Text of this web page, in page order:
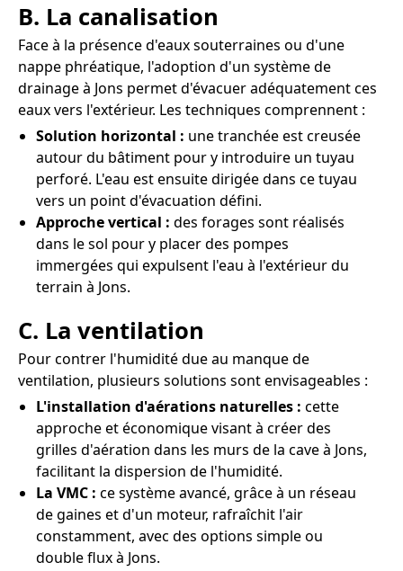
B. La canalisation
Face à la présence d'eaux souterraines ou d'une
nappe phréatique, l'adoption d'un système de
drainage à Jons permet d'évacuer adéquatement ces
eaux vers l'extérieur. Les techniques comprennent :
Solution horizontal : une tranchée est creusée
autour du bâtiment pour y introduire un tuyau
perforé. L'eau est ensuite dirigée dans ce tuyau
vers un point d'évacuation défini.
Approche vertical : des forages sont réalisés
dans le sol pour y placer des pompes
immergées qui expulsent l'eau à l'extérieur du
terrain à Jons.
C. La ventilation
Pour contrer l'humidité due au manque de
ventilation, plusieurs solutions sont envisageables :
L'installation d'aérations naturelles : cette
approche et économique visant à créer des
grilles d'aération dans les murs de la cave à Jons,
facilitant la dispersion de l'humidité.
La VMC : ce système avancé, grâce à un réseau
de gaines et d'un moteur, rafraîchit l'air
constamment, avec des options simple ou
double flux à Jons.